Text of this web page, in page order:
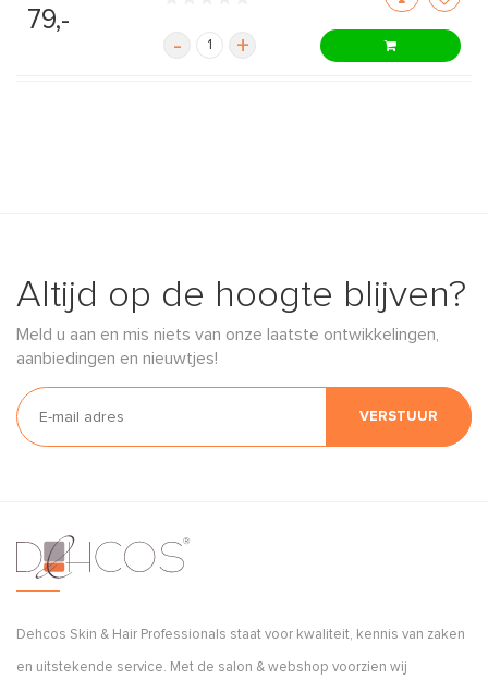
79,-
- +
Altijd op de hoogte blijven?
Meld u aan en mis niets van onze laatste ontwikkelingen,
aanbiedingen en nieuwtjes!
VERSTUUR
Dehcos Skin & Hair Professionals staat voor kwaliteit, kennis van zaken
en uitstekende service. Met de salon & webshop voorzien wij